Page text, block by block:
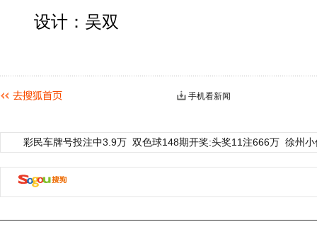
设计：吴双
手机看新闻
彩民车牌号投注中3.9万 双色球148期开奖:头奖11注666万 徐州